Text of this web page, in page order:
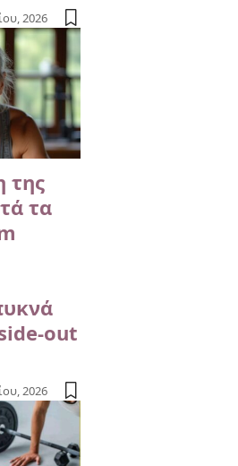
2026
της
τα
out
2026